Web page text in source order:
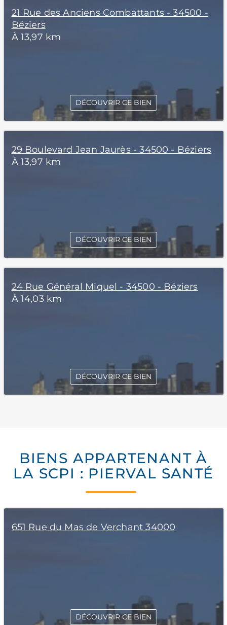
21 Rue des Anciens Combattants - 34500 -
Béziers
À 13,97 km
DÉCOUVRIR CE BIEN
29 Boulevard Jean Jaurès - 34500 - Béziers
À 13,97 km
DÉCOUVRIR CE BIEN
24 Rue Général Miquel - 34500 - Béziers
À 14,03 km
DÉCOUVRIR CE BIEN
BIENS APPARTENANT À
LA SCPI : PIERVAL SANTÉ
651 Rue du Mas de Verchant 34000
DÉCOUVRIR CE BIEN